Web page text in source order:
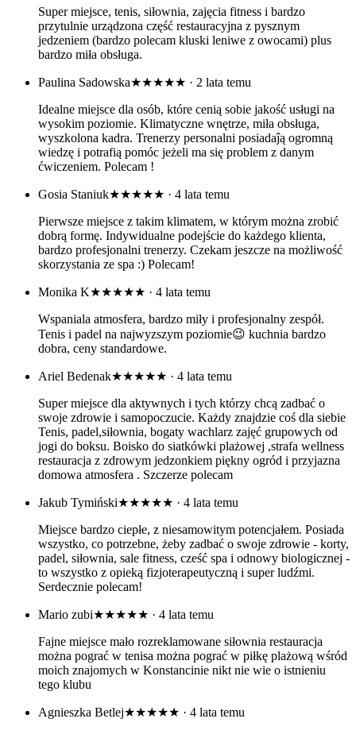
Super miejsce, tenis, siłownia, zajęcia fitness i bardzo
przytulnie urządzona część restauracyjna z pysznym
jedzeniem (bardzo polecam kluski leniwe z owocami) plus
bardzo miła obsługa.
Paulina Sadowska★★★★★ · 2 lata temu
Idealne miejsce dla osób, które cenią sobie jakość usługi na
wysokim poziomie. Klimatyczne wnętrze, miła obsługa,
wyszkolona kadra. Trenerzy personalni posiadaĵą ogromną
wiedzę i potrafią pomóc jeżeli ma się problem z danym
ćwiczeniem. Polecam !
Gosia Staniuk★★★★★ · 4 lata temu
Pierwsze miejsce z takim klimatem, w którym można zrobić
dobrą formę. Indywidualne podejście do każdego klienta,
bardzo profesjonalni trenerzy. Czekam jeszcze na możliwość
skorzystania ze spa :) Polecam!
Monika K★★★★★ · 4 lata temu
Wspaniala atmosfera, bardzo miły i profesjonalny zespół.
Tenis i padel na najwyzszym poziomie😉 kuchnia bardzo
dobra, ceny standardowe.
Ariel Bedenak★★★★★ · 4 lata temu
Super miejsce dla aktywnych i tych którzy chcą zadbać o
swoje zdrowie i samopoczucie. Każdy znajdzie coś dla siebie
Tenis, padel,siłownia, bogaty wachlarz zajęć grupowych od
jogi do boksu. Boisko do siatkówki plażowej ,strafa wellness
restauracja z zdrowym jedzonkiem piękny ogród i przyjazna
domowa atmosfera . Szczerze polecam
Jakub Tymiński★★★★★ · 4 lata temu
Miejsce bardzo ciepłe, z niesamowitym potencjałem. Posiada
wszystko, co potrzebne, żeby zadbać o swoje zdrowie - korty,
padel, siłownia, sale fitness, cześć spa i odnowy biologicznej -
to wszystko z opieką fizjoterapeutyczną i super ludźmi.
Serdecznie polecam!
Mario zubi★★★★★ · 4 lata temu
Fajne miejsce mało rozreklamowane siłownia restauracja
można pograć w tenisa można pograć w piłkę plażową wśród
moich znajomych w Konstancinie nikt nie wie o istnieniu
tego klubu
Agnieszka Betlej★★★★★ · 4 lata temu